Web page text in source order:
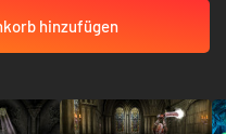
hinzufügen